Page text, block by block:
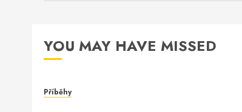
YOU MAY HAVE MISSED
Příběhy